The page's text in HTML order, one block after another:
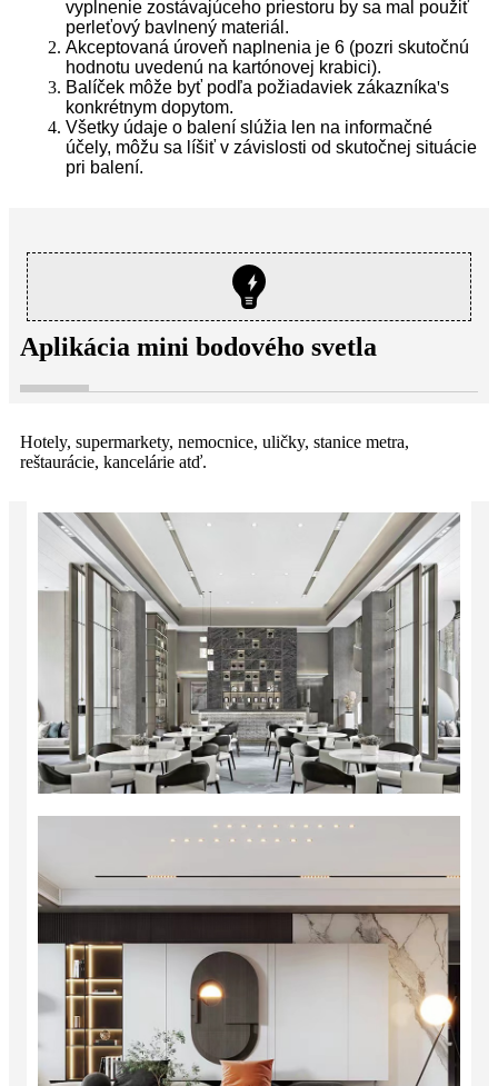
vyplnenie zostávajúceho priestoru by sa mal použiť
perleťový bavlnený materiál.
Akceptovaná úroveň naplnenia je 6 (pozri skutočnú
hodnotu uvedenú na kartónovej krabici).
Balíček môže byť podľa požiadaviek zákazníka's
konkrétnym dopytom.
Všetky údaje o balení slúžia len na informačné
účely, môžu sa líšiť v závislosti od skutočnej situácie
pri balení.
Aplikácia mini bodového svetla
Hotely, supermarkety, nemocnice, uličky, stanice metra,
reštaurácie, kancelárie atď.